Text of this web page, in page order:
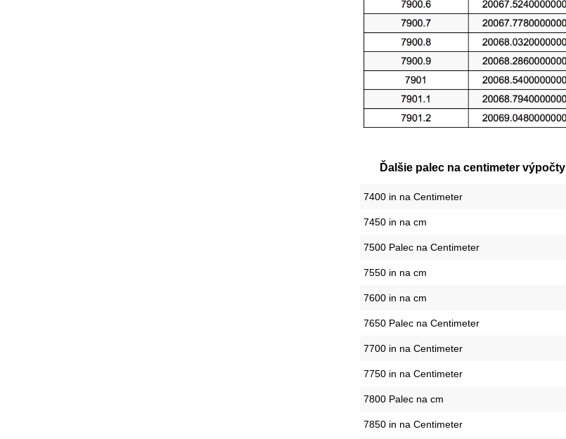
Ďalšie palec na centimeter výpočty
7400 in na Centimeter
7450 in na cm
7500 Palec na Centimeter
7550 in na cm
7600 in na cm
7650 Palec na Centimeter
7700 in na Centimeter
7750 in na Centimeter
7800 Palec na cm
7850 in na Centimeter